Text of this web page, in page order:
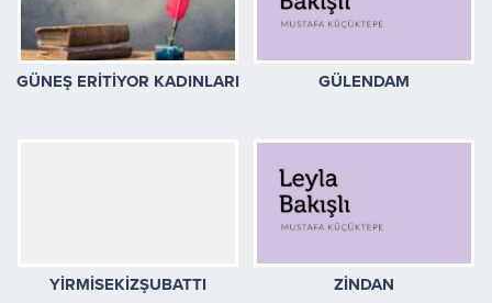
GÜNEŞ ERİTİYOR KADINLARI GÜLENDAM
YİRMİSEKİZŞUBATTI ZİNDAN